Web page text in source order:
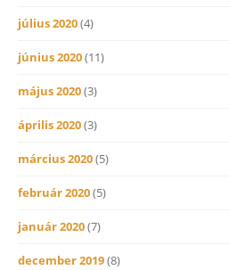
július 2020(4)
június 2020(11)
május 2020(3)
április 2020(3)
március 2020(5)
február 2020(5)
január 2020(7)
december 2019(8)